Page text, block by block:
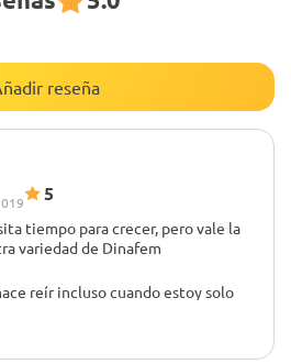
reseña
5
tiempo para crecer, pero vale la
variedad de Dinafem
reír incluso cuando estoy solo